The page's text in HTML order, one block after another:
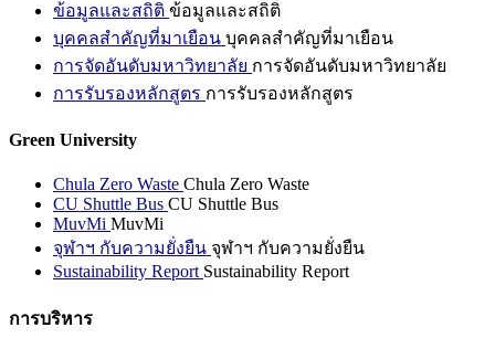
ข้อมูลและสถิติ ข้อมูลและสถิติ
บุคคลสำคัญที่มาเยือน บุคคลสำคัญที่มาเยือน
การจัดอันดับมหาวิทยาลัย การจัดอันดับมหาวิทยาลัย
การรับรองหลักสูตร การรับรองหลักสูตร
Green University
Chula Zero Waste Chula Zero Waste
CU Shuttle Bus CU Shuttle Bus
MuvMi MuvMi
จุฬาฯ กับความยั่งยืน จุฬาฯ กับความยั่งยืน
Sustainability Report Sustainability Report
การบริหาร